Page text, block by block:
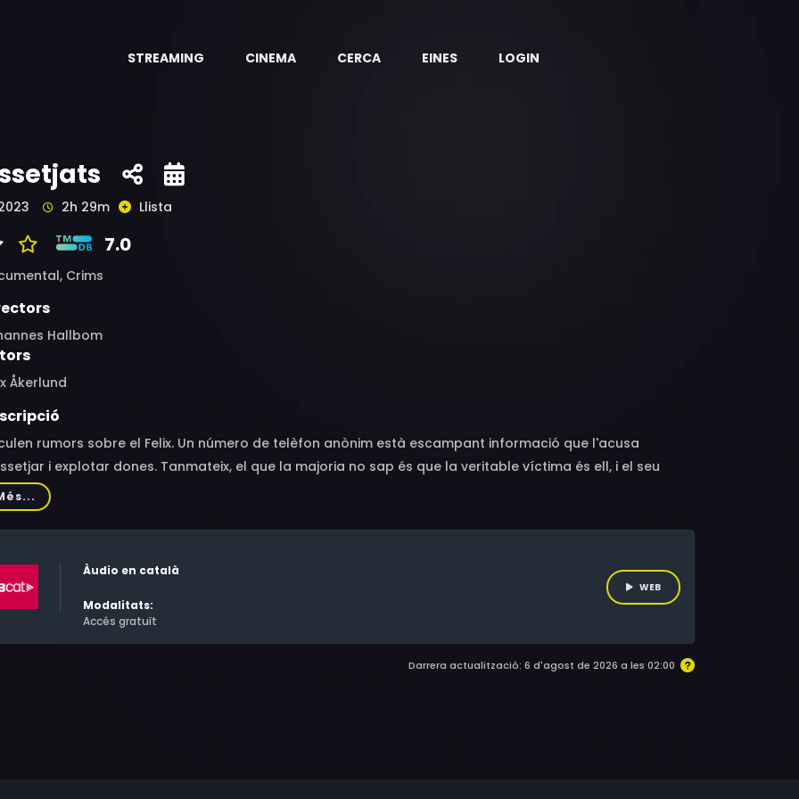
STREAMING CINEMA CERCA EINES LOGIN
2h 29m Llista
7.0
Crims
Hallbom
Åkerlund
rumors sobre el Felix. Un número de telèfon anònim està escampant informació que l'acusa
i explotar dones. Tanmateix, el que la majoria no sap és que la veritable víctima és ell, i el seu
amenaça no parar fins a destruir-li la vida. Qui està darrere de tot això? Què ha fet en Felix i com
aturar-ho?
Àudio en català
Modalitats:
Accés gratuït
WEB
Darrera actualització: 6 d'agost de 2026 a les 02:00